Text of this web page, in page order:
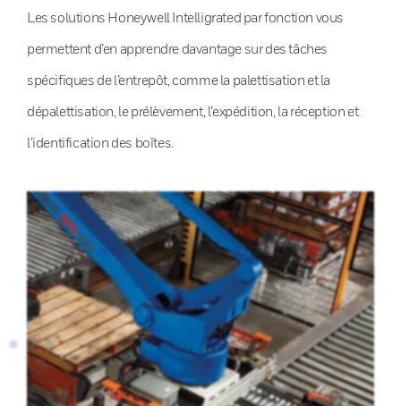
Les solutions Honeywell Intelligrated par fonction vous
permettent d’en apprendre davantage sur des tâches
spécifiques de l’entrepôt, comme la palettisation et la
dépalettisation, le prélèvement, l’expédition, la réception et
l’identification des boîtes.